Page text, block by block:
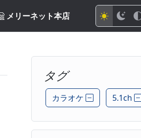
メリーネット本店
タグ
カラオケ 5.1ch